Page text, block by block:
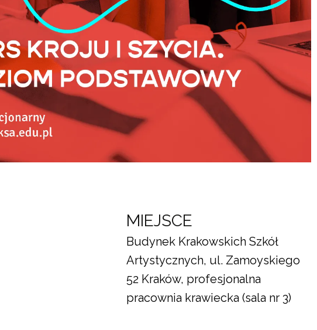
MIEJSCE
Budynek Krakowskich Szkół
Artystycznych, ul. Zamoyskiego
52 Kraków, profesjonalna
pracownia krawiecka (sala nr 3)